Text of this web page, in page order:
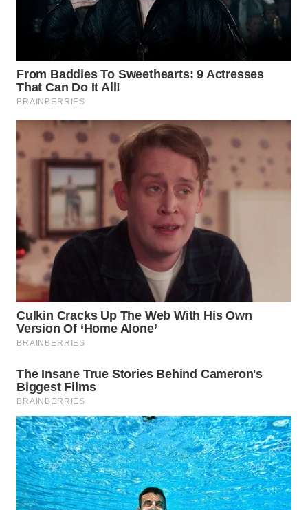
WN
MANDALIKA
WN
LIKUPANG
WN
LABUANBAJO
WN
BORNEO
Wahana
Media
Group
WAHANA
NEWS
WAHANA
TANI
WAHANA
ADVOKAT
WAHANA
INFRASTRUKTUR
WAHANA
KONSUMEN